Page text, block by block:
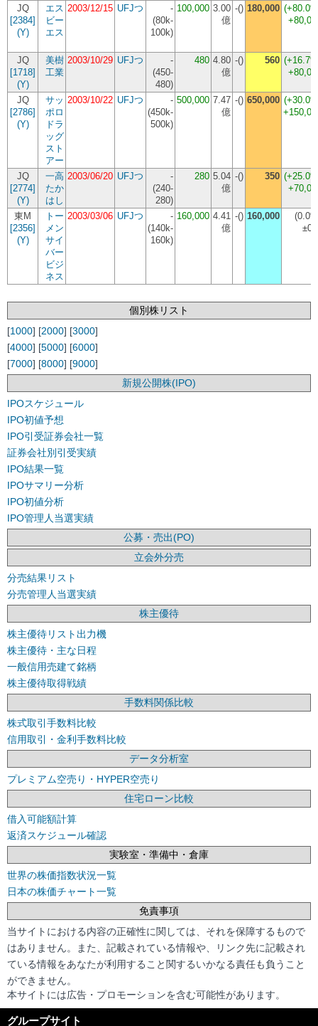
JQ
[2384]
(Y)
エス
ビー
エス
2003/12/15 UFJつ
-
(80k-
100k)
100,000 3.00
億
-() 180,000
JQ
[1718]
(Y)
美樹
工業
2003/10/29 UFJつ
-
(450-
480)
480 4.80
億
-() 560
JQ
[2786]
(Y)
サッ
ポロ
ドラ
ッグ
スト
アー
2003/10/22 UFJつ
-
(450k-
500k)
500,000 7.47
億
-() 650,000
JQ
[2774]
(Y)
一高
たか
はし
2003/06/20 UFJつ
-
(240-
280)
280 5.04
億
-() 350
東M
[2356]
(Y)
トー
メン
サイ
バー
ビジ
ネス
2003/03/06 UFJつ
-
(140k-
160k)
160,000 4.41
億
-() 160,000
±0
個別株リスト
[1000] [2000] [3000]
[4000] [5000] [6000]
[7000] [8000] [9000]
新規公開株(IPO)
IPOスケジュール
IPO初値予想
IPO引受証券会社一覧
証券会社別引受実績
IPO結果一覧
IPOサマリー分析
IPO初値分析
IPO管理人当選実績
公募・売出(PO)
立会外分売
分売結果リスト
分売管理人当選実績
株主優待
株主優待リスト出力機
株主優待・主な日程
一般信用売建て銘柄
株主優待取得戦績
手数料関係比較
株式取引手数料比較
信用取引・金利手数料比較
データ分析室
プレミアム空売り・HYPER空売り
住宅ローン比較
借入可能額計算
返済スケジュール確認
実験室・準備中・倉庫
世界の株価指数状況一覧
日本の株価チャート一覧
免責事項
当サイトにおける内容の正確性に関しては、それを保障するもので
はありません。また、記載されている情報や、リンク先に記載され
ている情報をあなたが利用すること関するいかなる責任も負うこと
ができません。
本サイトには広告・プロモーションを含む可能性があります。
グループサイト